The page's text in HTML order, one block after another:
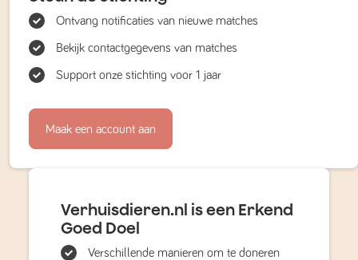
Ontvang notificaties van nieuwe matches
Bekijk contactgegevens van matches
Support onze stichting voor 1 jaar
Maak een account aan
Verhuisdieren.nl is een Erkend
Goed Doel
Verschillende manieren om te doneren